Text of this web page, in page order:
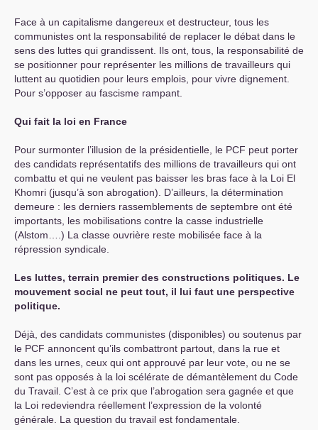
Face à un capitalisme dangereux et destructeur, tous les
communistes ont la responsabilité de replacer le débat dans le
sens des luttes qui grandissent. Ils ont, tous, la responsabilité de
se positionner pour représenter les millions de travailleurs qui
luttent au quotidien pour leurs emplois, pour vivre dignement.
Pour s’opposer au fascisme rampant.
Qui fait la loi en France
Pour surmonter l’illusion de la présidentielle, le PCF peut porter
des candidats représentatifs des millions de travailleurs qui ont
combattu et qui ne veulent pas baisser les bras face à la Loi El
Khomri (jusqu’à son abrogation). D’ailleurs, la détermination
demeure : les derniers rassemblements de septembre ont été
importants, les mobilisations contre la casse industrielle
(Alstom….) La classe ouvrière reste mobilisée face à la
répression syndicale.
Les luttes, terrain premier des constructions politiques. Le
mouvement social ne peut tout, il lui faut une perspective
politique.
Déjà, des candidats communistes (disponibles) ou soutenus par
le PCF annoncent qu’ils combattront partout, dans la rue et
dans les urnes, ceux qui ont approuvé par leur vote, ou ne se
sont pas opposés à la loi scélérate de démantèlement du Code
du Travail. C’est à ce prix que l’abrogation sera gagnée et que
la Loi redeviendra réellement l’expression de la volonté
générale. La question du travail est fondamentale.